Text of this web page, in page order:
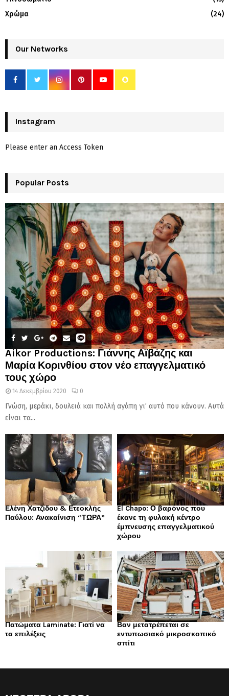
Χρώμα
(24)
Our Networks
Instagram
Please enter an Access Token
Popular Posts
Aikor Productions: Γιάννης Αϊβάζης και
Μαρία Κορινθίου στον νέο επαγγελματικό
τους χώρο
14 Δεκεμβρίου 2020 0
Γνώση, μεράκι, δουλειά και πολλή αγάπη γι’ αυτό που κάνουν. Αυτά
είναι τα...
Ελένη Χατζίδου & Ετεοκλής
Παύλου: Ανακαίνιση ‘’ΤΩΡΑ”
El Chapo: Ο βαρόνος που
έκανε τη φυλακή κέντρο
έμπνευσης επαγγελματικού
χώρου
Πατώματα Laminate: Γιατί να
τα επιλέξεις
Βαν μετατρέπεται σε
εντυπωσιακό μικροσκοπικό
σπίτι